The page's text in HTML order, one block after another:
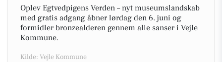
Oplev Egtvedpigens Verden – nyt museumslandskab
med gratis adgang åbner lørdag den 6. juni og
formidler bronzealderen gennem alle sanser i Vejle
Kommune.
Kilde: Vejle Kommune